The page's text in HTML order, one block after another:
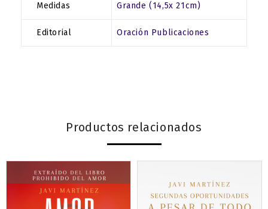
Medidas Grande (14,5x 21cm)
Editorial Oración Publicaciones
Productos relacionados